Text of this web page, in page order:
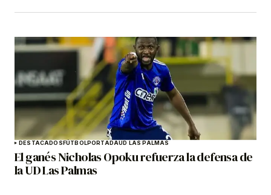
DESTACADOSFÚTBOLPORTADAUD LAS PALMAS
El ganés Nicholas Opoku refuerza la defensa de
la UD Las Palmas